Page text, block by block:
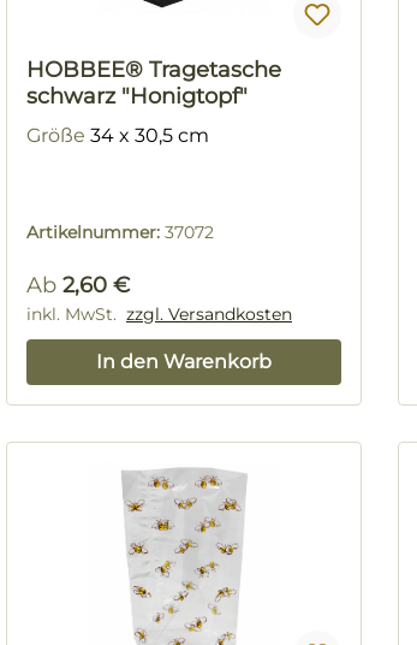
HOBBEE® Tragetasche
schwarz "Honigtopf"
Größe 34 x 30,5 cm
Artikelnummer: 37072
Regulärer Preis:
Ab 2,60 €
inkl. MwSt. zzgl. Versandkosten
In den Warenkorb